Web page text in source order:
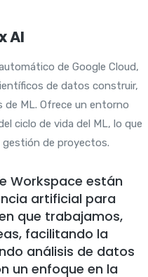
AI
de Google Cloud,
de datos construir,
de ML. Ofrece un entorno
ciclo de vida del ML, lo que
gestión de proyectos.
Workspace están
artificial para
que trabajamos,
facilitando la
análisis de datos
un enfoque en la